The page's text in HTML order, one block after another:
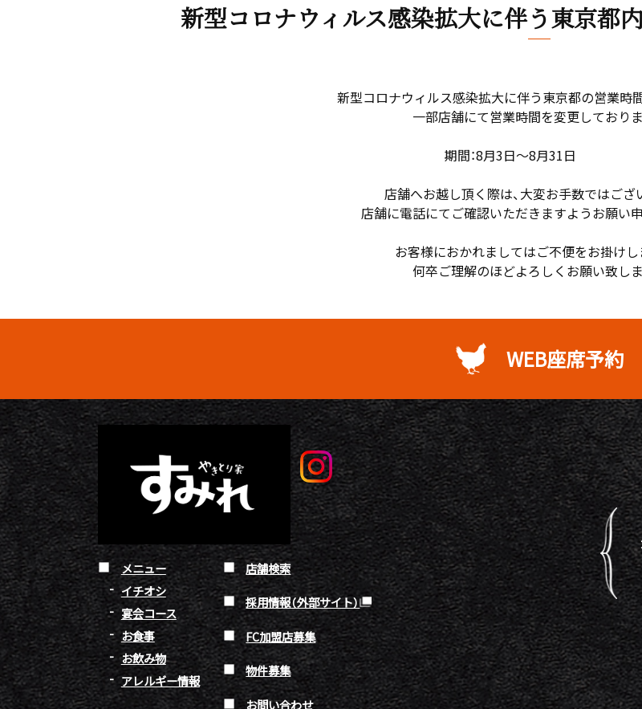
新型コロナウィルス感染拡大に伴う東京都
新型コロナウィルス感染拡大に伴う東京都の営業時
一部店舗にて営業時間を変更しておりま
期間：8月3日～8月31日
店舗へお越し頂く際は、大変お手数ではござ
店舗に電話にてご確認いただきますようお願い
お客様におかれましてはご不便をお掛けし
何卒ご理解のほどよろしくお願い致しま
WEB座席予約
メニュー
イチオシ
宴会コース
お食事
お飲み物
アレルギー情報
店舗検索
採用情報（外部サイト）
FC加盟店募集
物件募集
お問い合わせ